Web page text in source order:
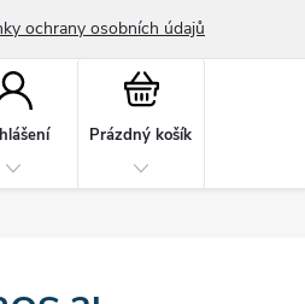
ochrany osobních údajů
Nákupní
Prázdný košík